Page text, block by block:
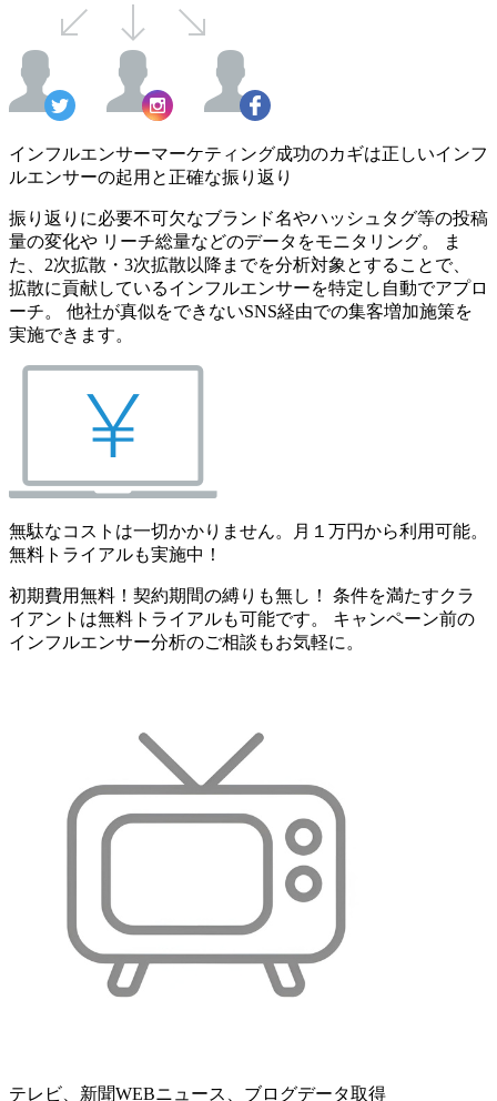
インフルエンサーマーケティング成功のカギは正しいインフ
ルエンサーの起用と正確な振り返り
振り返りに必要不可欠なブランド名やハッシュタグ等の投稿
量の変化や リーチ総量などのデータをモニタリング。 ま
た、2次拡散・3次拡散以降までを分析対象とすることで、
拡散に貢献しているインフルエンサーを特定し自動でアプロ
ーチ。 他社が真似をできないSNS経由での集客増加施策を
実施できます。
無駄なコストは一切かかりません。月１万円から利用可能。
無料トライアルも実施中！
初期費用無料！契約期間の縛りも無し！ 条件を満たすクラ
イアントは無料トライアルも可能です。 キャンペーン前の
インフルエンサー分析のご相談もお気軽に。
テレビ、新聞WEBニュース、ブログデータ取得